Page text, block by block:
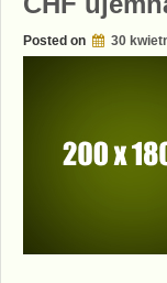
Posted on 30